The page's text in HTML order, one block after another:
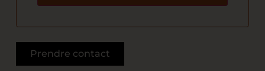
Prendre contact